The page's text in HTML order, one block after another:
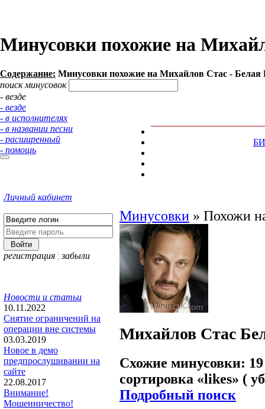
Минусовки похожие на
Содержание: Минусовки похожие на Михайлов Стас - Белая
поиск минусовок
- везде
- везде
- в исполнителях
- в названии песни
- расширенный
- помощь
Личный кабинет
регистрация ¦ забыли
Новости и статьи
10.11.2022
Снятие ограничений на
операции вне системы
03.03.2019
Новое в демо
предпрослушивании на
сайте
22.08.2017
Внимание!
Мошенничество!
Минусовки » Похожи
Михайлов Стас
Схожие минусовки: 19
сортировка «likes» (
Подробный поиск